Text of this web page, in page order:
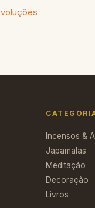
Incensos &
Japamalas
Meditação
Decoração
Livros